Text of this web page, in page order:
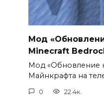
Мод
Minecraft
Мод «Обновление
Майнкрафта на
0 22.4к.